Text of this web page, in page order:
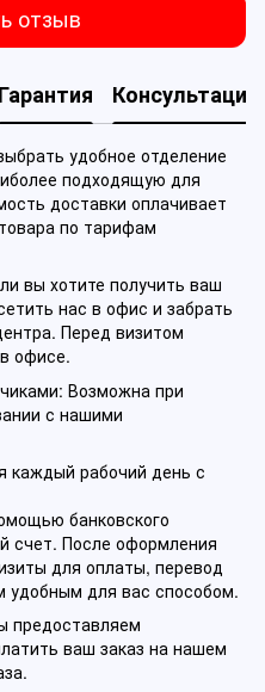
отзыв
Гарантия Консультация
удобное отделение
подходящую для
доставки оплачивает
по тарифам
вы хотите получить ваш
нас в офис и забрать
Перед визитом
офисе.
Возможна при
с нашими
каждый рабочий день с
банковского
счет. После оформления
для оплаты, перевод
для вас способом.
предоставляем
ваш заказ на нашем